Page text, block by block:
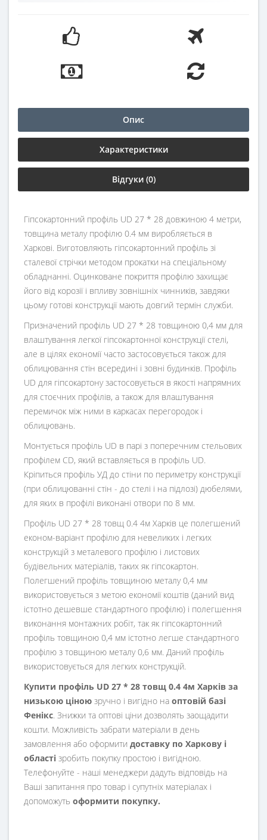
Опис
Характеристики
Відгуки (0)
Гіпсокартонний профіль UD 27 * 28 довжиною 4 метри,
товщина металу профілю 0.4 мм виробляється в
Харкові. Виготовляють гіпсокартонний профіль зі
сталевої стрічки методом прокатки на спеціальному
обладнанні. Оцинковане покриття профілю захищає
його від корозії і впливу зовнішніх чинників, завдяки
цьому готові конструкції мають довгий термін служби.
Призначений профіль UD 27 * 28 товщиною 0,4 мм для
влаштування легкої гіпсокартонної конструкції стелі,
але в цілях економії часто застосовується також для
облицювання стін всередині і зовні будинків. Профіль
UD для гіпсокартону застосовується в якості напрямних
для стоєчних профілів, а також для влаштування
перемичок між ними в каркасах перегородок і
облицювань.
Монтується профіль UD в парі з поперечним стельових
профілем CD, який вставляється в профіль UD.
Кріпиться профіль УД до стіни по периметру конструкції
(при облицюванні стін - до стелі і на підлозі) дюбелями,
для яких в профілі виконані отвори по 8 мм.
Профіль UD 27 * 28 товщ 0.4 4м Харків це полегшений
економ-варіант профілю для невеликих і легких
конструкцій з металевого профілю і листових
будівельних матеріалів, таких як гіпсокартон.
Полегшений профіль товщиною металу 0,4 мм
використовується з метою економії коштів (даний вид
істотно дешевше стандартного профілю) і полегшення
виконання монтажних робіт, так як гіпсокартонний
профіль товщиною 0,4 мм істотно легше стандартного
профілю з товщиною металу 0,6 мм. Даний профіль
використовується для легких конструкцій.
Купити профіль UD 27 * 28 товщ 0.4 4м Харків за
низькою ціною зручно і вигідно на оптовій базі
Фенікс. Знижки та оптові ціни дозволять заощадити
кошти. Можливість забрати матеріали в день
замовлення або оформити доставку по Харкову і
області зробить покупку простою і вигідною.
Телефонуйте - наші менеджери дадуть відповідь на
Ваші запитання про товар і супутніх матеріалах і
допоможуть оформити покупку.